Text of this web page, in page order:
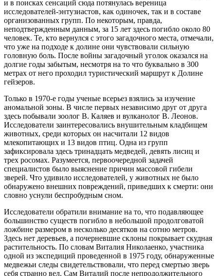
и в поисках сенсаций сюда потянулась вереница
исследователей-энтузиастов, как одиночек, так и в составе
организованных групп. По некоторым, правда,
неподтвержденным данным, за 15 лет здесь погибло около 80
человек. Те, кто вернулся с этого загадочного места, отмечали,
что уже на подходе к долине они чувствовали сильную
головную боль. После войны загадочный уголок оказался на
долгие годы забытым, несмотря на то что буквально в 300
метрах от него проходил туристический маршрут к Долине
гейзеров.
Только в 1970-е годы ученые всерьез взялись за изучение
аномальной зоны. В числе первых независимо друг от друга
здесь побывали зоолог В. Каляев и вулканолог В. Леонов.
Исследователи заинтересовались внушительным кладбищем
животных, среди которых он насчитали 12 видов
млекопитающих и 13 видов птиц. Одна из групп
зафиксировала здесь тринадцать медведей, девять лисиц и
трех росомах. Разумеется, первоочередной задачей
специалистов было выяснение причин массовой гибели
зверей. Что удивило исследователей, у животных не было
обнаружено внешних повреждений, приведших к смерти: они
словно уснули беспробудным сном.
Исследователи обратили внимание на то, что подавляющее
большинство существ погибло в небольшой продолговатой
ложбине размером в несколько десятков на сотню метров.
Здесь нет деревьев, а почерневшие склоны покрывает скудная
растительность. По словам Виталия Николаенко, участника
одной из экспедиций проведенной в 1975 году, обнаруженные
медвежьи следы свидетельствовали, что перед смертью зверь
себя странно вел. Сам Виталий после непродолжительного